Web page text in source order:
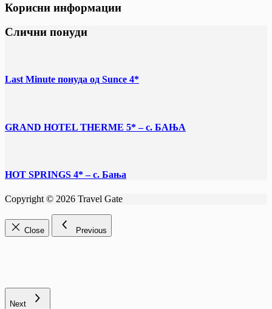
Корисни информации
Слични понуди
Last Minute понуда од Sunce 4*
GRAND HOTEL THERME 5* – с. БАЊА
HOT SPRINGS 4* – с. Бања
Copyright © 2026 Travel Gate
Close Previous
Next